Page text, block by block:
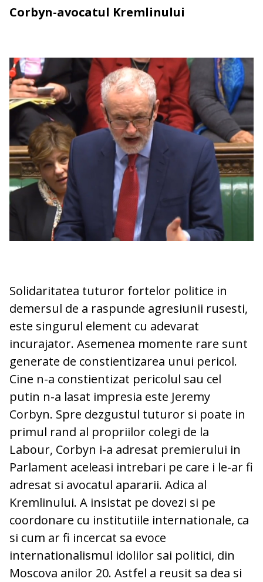
Corbyn-avocatul Kremlinului
Solidaritatea tuturor fortelor politice in
demersul de a raspunde agresiunii rusesti,
este singurul element cu adevarat
incurajator. Asemenea momente rare sunt
generate de constientizarea unui pericol.
Cine n-a constientizat pericolul sau cel
putin n-a lasat impresia este Jeremy
Corbyn. Spre dezgustul tuturor si poate in
primul rand al propriilor colegi de la
Labour, Corbyn i-a adresat premierului in
Parlament aceleasi intrebari pe care i le-ar fi
adresat si avocatul apararii. Adica al
Kremlinului. A insistat pe dovezi si pe
coordonare cu institutiile internationale, ca
si cum ar fi incercat sa evoce
internationalismul idolilor sai politici, din
Moscova anilor 20. Astfel a reusit sa dea si